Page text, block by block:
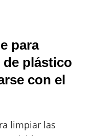
para
plástico
con el
limpiar las